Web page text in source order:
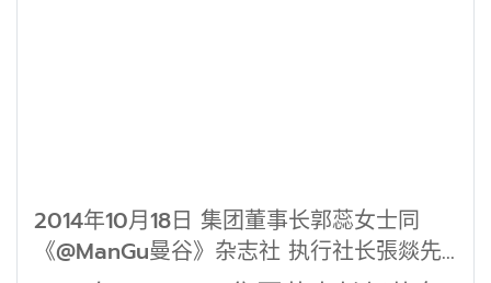
2014年10月18日 集团董事长郭蕊女士同
《@ManGu曼谷》杂志社 执行社长張燚先